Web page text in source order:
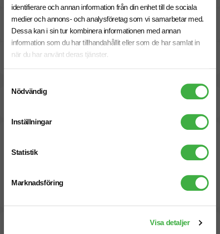
identifierare och annan information från din enhet till de sociala
medier och annons- och analysföretag som vi samarbetar med.
Dessa kan i sin tur kombinera informationen med annan
information som du har tillhandahållit eller som de har samlat in
när du har använt deras tjänster.
Nödvändig
Inställningar
Statistik
Marknadsföring
Visa detaljer
Specifikationer
Pristabell
10 arbetsdagar